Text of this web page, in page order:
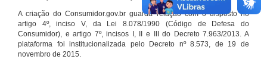
A criação do Consumidor.gov.br guarda relação com o disposto no
artigo 4º, inciso V, da Lei 8.078/1990 (Código de Defesa do
Consumidor), e artigo 7º, incisos I, II e III do Decreto 7.963/2013. A
plataforma foi institucionalizada pelo Decreto nº 8.573, de 19 de
novembro de 2015.